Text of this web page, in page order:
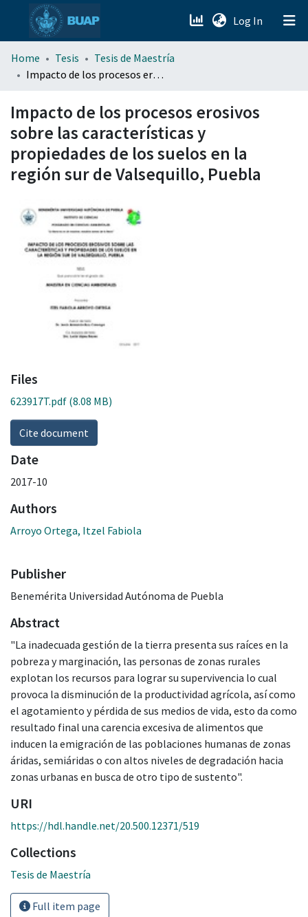
Log In (current)
menu.section.about_menu
Home Tesis
Tesis de Maestría
Impacto de los procesos erosivos sobre las características y propiedades de los suelos en la región sur de Valsequillo, Puebla
Impacto de los procesos erosivos
sobre las características y
propiedades de los suelos en la
región sur de Valsequillo, Puebla
Files
623917T.pdf (8.08 MB)
Cite document
Date
2017-10
Authors
Arroyo Ortega, Itzel Fabiola
Publisher
Benemérita Universidad Autónoma de Puebla
Abstract
"La inadecuada gestión de la tierra presenta sus raíces en la
pobreza y marginación, las personas de zonas rurales
explotan los recursos para lograr su supervivencia lo cual
provoca la disminución de la productividad agrícola, así como
el agotamiento y pérdida de sus medios de vida, esto da como
resultado final una carencia excesiva de alimentos que
inducen la emigración de las poblaciones humanas de zonas
áridas, semiáridas o con altos niveles de degradación hacia
zonas urbanas en busca de otro tipo de sustento".
URI
https://hdl.handle.net/20.500.12371/519
Collections
Tesis de Maestría
Full item page